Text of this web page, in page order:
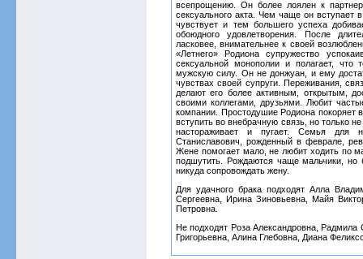
всепрощению. Он более лоялен к
сексуального акта. Чем чаще он
чувствует и тем большего успеха
обоюдного удовлетворения. После
ласковее, внимательнее к своей
«Летнего» Родиона супружество
сексуальной монополии и полагает,
мужскую силу. Он не донжуан, и ему
чувствах своей супруги. Переживания,
делают его более активным, открытым,
своими коллегами, друзьями. Любит
компании. Простодушие Родиона
вступить во внебрачную связь, но только
настораживает и пугает. Семья для
Станиславович, рожденный в феврале,
Жене помогает мало, не любит ходить по
подшутить. Рождаются чаще мальчики,
никуда сопровождать жену.
Для удачного брака подходят Алла
Сергеевна, Ирина Зиновьевна, Майя
Петровна.
Не подходят Роза Александровна, Радмила
Григорьевна, Алина Глебовна, Диана